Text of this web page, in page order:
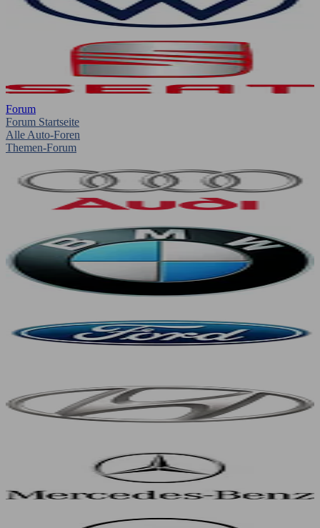
Forum
Forum Startseite
Alle Auto-Foren
Themen-Forum